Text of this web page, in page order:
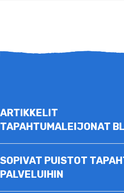
ARTIKKELIT
TAPAHTUMALEIJONAT
SOPIVAT PUISTOT
PALVELUIHIN